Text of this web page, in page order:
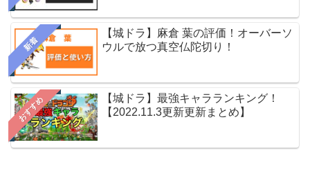
新着
【城ドラ】麻倉 葉の評価！オーバーソ
ウルで放つ真空仏陀切り！
おすすめ
【城ドラ】最強キャラランキング！
【2022.11.3更新更新まとめ】